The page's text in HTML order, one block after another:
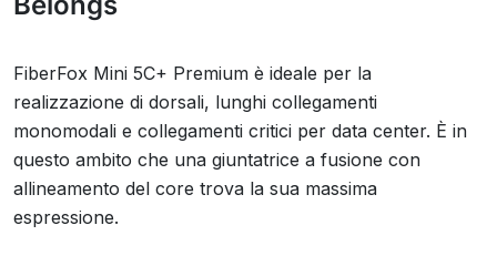
FiberFox Mini 5C+ Premium è ideale per la
realizzazione di dorsali, lunghi collegamenti
monomodali e collegamenti critici per data center. È in
questo ambito che una giuntatrice a fusione con
allineamento del core trova la sua massima
espressione.